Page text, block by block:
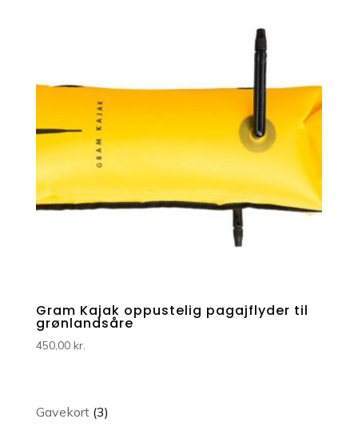
Gram Kajak oppustelig pagajflyder til
grønlandsåre
450,00 kr.
Gavekort 33